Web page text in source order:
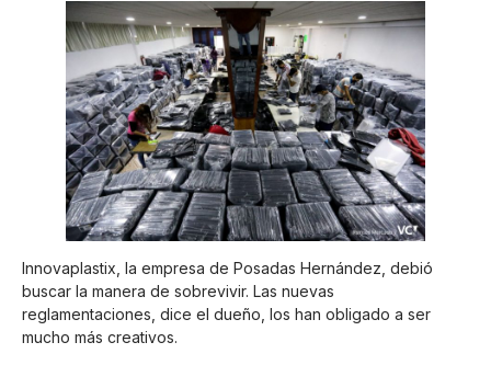
Innovaplastix, la empresa de Posadas Hernández, debió
buscar la manera de sobrevivir. Las nuevas
reglamentaciones, dice el dueño, los han obligado a ser
mucho más creativos.